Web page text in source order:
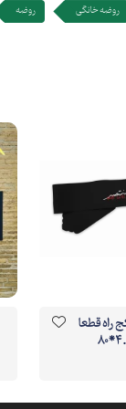
روضه خانگی روضه
راه قطعا